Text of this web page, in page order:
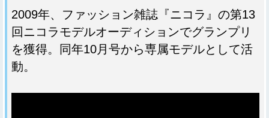
2009年、ファッション雑誌『ニコラ』の第13
回ニコラモデルオーディションでグランプリ
を獲得。同年10月号から専属モデルとして活
動。